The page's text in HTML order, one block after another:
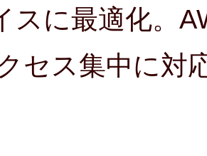
に最適化。
セス集中に対